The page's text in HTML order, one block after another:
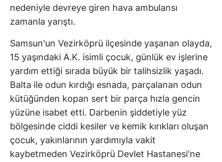
nedeniyle devreye giren hava ambulansı
zamanla yarıştı.
Samsun'un Vezirköprü ilçesinde yaşanan olayda,
15 yaşındaki A.K. isimli çocuk, günlük ev işlerine
yardım ettiği sırada büyük bir talihsizlik yaşadı.
Balta ile odun kırdığı esnada, parçalanan odun
kütüğünden kopan sert bir parça hızla gencin
yüzüne isabet etti. Darbenin şiddetiyle yüz
bölgesinde ciddi kesiler ve kemik kırıkları oluşan
çocuk, yakınlarının yardımıyla vakit
kaybetmeden Vezirköprü Devlet Hastanesi'ne